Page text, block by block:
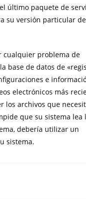
último paquete de
su versión particular
cualquier problema de
base de datos de
e
electrónicos más
los archivos que
que su sistema lea
debería utilizar un
sistema.